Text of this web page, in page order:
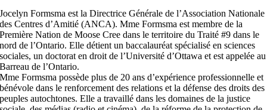
Jocelyn Formsma est la Directrice Générale de l’Association Nationale
des Centres d’Amitié (ANCA). Mme Formsma est membre de la
Première Nation de Moose Cree dans le territoire du Traité #9 dans le
nord de l’Ontario. Elle détient un baccalauréat spécialisé en sciences
sociales, un doctorat en droit de l’Université d’Ottawa et est appelée au
Barreau de l’Ontario.
Mme Formsma possède plus de 20 ans d’expérience professionnelle et
bénévole dans le renforcement des relations et la défense des droits des
peuples autochtones. Elle a travaillé dans les domaines de la justice